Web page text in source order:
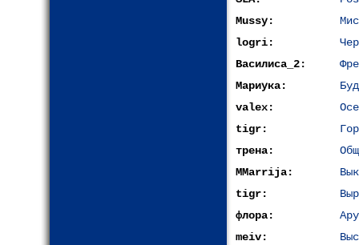
Mussy:
logri:
Василиса_2:
Мариука:
valex:
tigr:
трена:
MMarrija:
tigr:
флора:
meiv: